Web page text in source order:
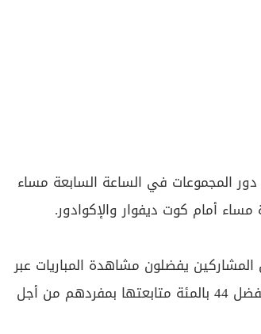
دور المجموعات في الساعة السابعة مساء
أمام كوت ديفوار والإكوادور.
من المشاركين يفضلون مشاهدة المباريات عبر
التلفاز مع العائلة والأصدقاء، بينما يفضل 44 بالمئة متابعتها بمفردهم من أجل